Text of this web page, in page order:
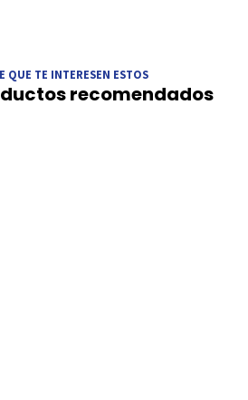
QUE TE INTERESEN ESTOS
recomendados